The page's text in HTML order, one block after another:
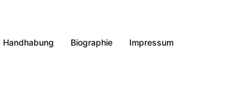
Handhabung Biographie Impressum